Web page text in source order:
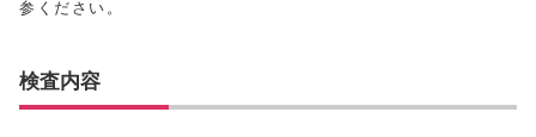
参ください。
検査内容